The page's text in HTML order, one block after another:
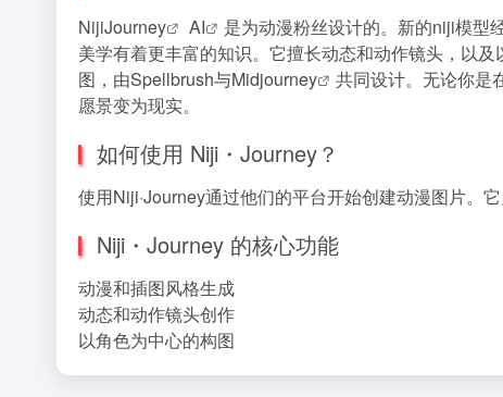
NijiJourney AI
是为动漫粉丝设计的。新的niji模型
美学有着更丰富的知识。它擅长动态和动作镜头，以
图，由Spellbrush与Midjourney
共同设计。无论你是
愿景变为现实。
如何使用 Niji・Journey？
使用Niji·Journey通过他们的平台开始创建动漫图片。
Niji・Journey 的核心功能
动漫和插图风格生成
动态和动作镜头创作
以角色为中心的构图